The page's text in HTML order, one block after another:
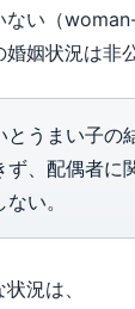
ない（
婚姻状況は非
とうまい子の
ず、配偶者に
い。
況は、